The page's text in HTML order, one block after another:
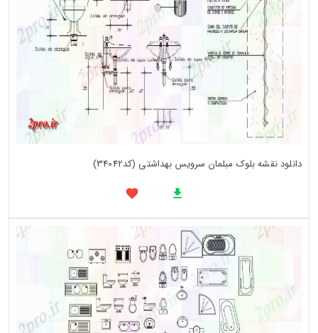
دانلود نقشه بلوک مبلمان سرویس بهداشتی (کد34042)